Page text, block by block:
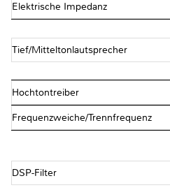
Elektrische Impedanz
Tief/Mitteltonlautsprecher
Hochtontreiber
Frequenzweiche/Trennfrequenz
DSP-Filter